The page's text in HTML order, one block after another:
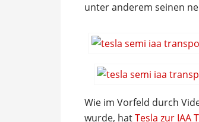
unter anderem seinen
Wie im Vorfeld durch
wurde, hatTesla zur IAA